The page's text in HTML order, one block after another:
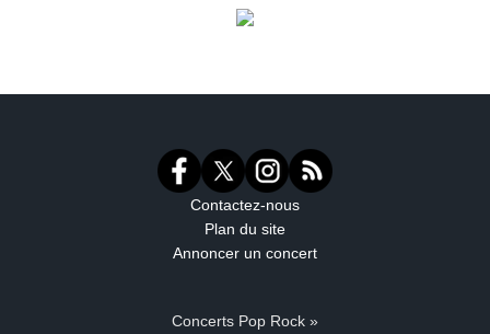
Contactez-nous
Plan du site
Annoncer un concert
Concerts Pop Rock »